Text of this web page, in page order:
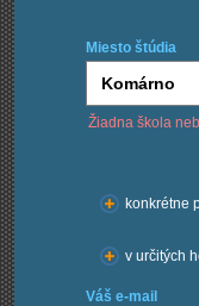
Miesto štúdia
Žiadna škola
konkrétne
v určitých
Váš e-mail